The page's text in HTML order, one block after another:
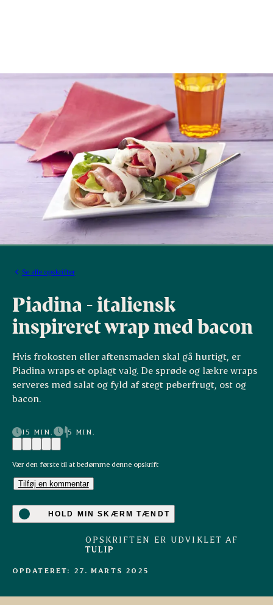
Se alle opskrifter
Piadina - italiensk
inspireret wrap med bacon
Hvis frokosten eller aftensmaden skal gå hurtigt, er
Piadina wraps et oplagt valg. De sprøde og lækre wraps
serveres med salat og fyld af stegt peberfrugt, ost og
bacon.
15 MIN. 5 MIN.
Vær den første til at bedømme denne opskrift
Tilføj en kommentar
HOLD MIN SKÆRM TÆNDT
OPSKRIFTEN ER UDVIKLET AF
TULIP
OPDATERET: 27. MARTS 2025